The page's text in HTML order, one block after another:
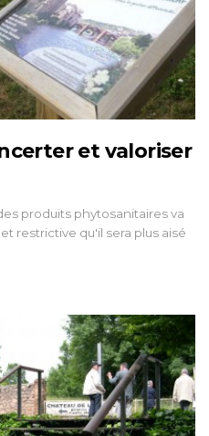
et valoriser
produits phytosanitaires va
restrictive qu'il sera plus aisé